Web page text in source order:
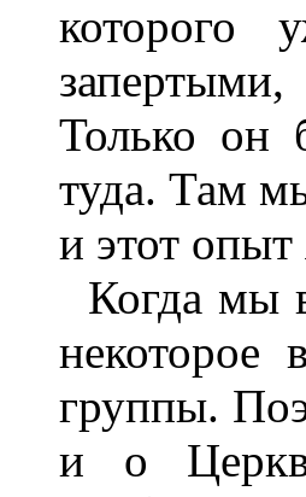
которого
Только он
туда. Там
и этот опыт
Когда мы
некоторое
группы.
и о